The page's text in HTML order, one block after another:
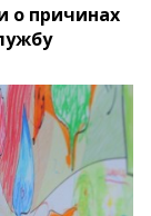
о причинах